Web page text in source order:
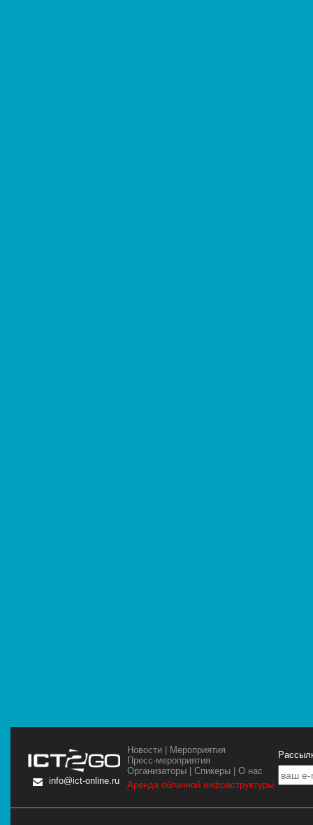
info@ict-online.ru
Новости
Мероприятия
Пресс-мероприятия
Организаторы |Спикеры |О нас
Аренда облачной инфраструктуры